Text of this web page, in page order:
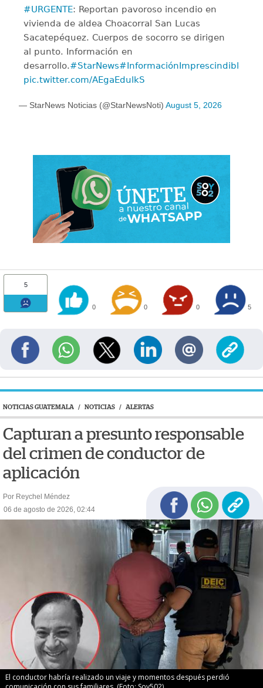
#URGENTE: Reportan pavoroso incendio en
vivienda de aldea Choacorral San Lucas
Sacatepéquez. Cuerpos de socorro se dirigen
al punto. Información en
desarrollo.#StarNews#InformaciónImprescindible
pic.twitter.com/AEgaEdulkS
— StarNews Noticias (@StarNewsNoti) August 5, 2026
5
0 0 0 5
NOTICIAS GUATEMALA / NOTICIAS / ALERTAS
Capturan a presunto responsable
del crimen de conductor de
aplicación
Por Reychel Méndez
06 de agosto de 2026, 02:44
El conductor habría realizado un viaje y momentos después perdió